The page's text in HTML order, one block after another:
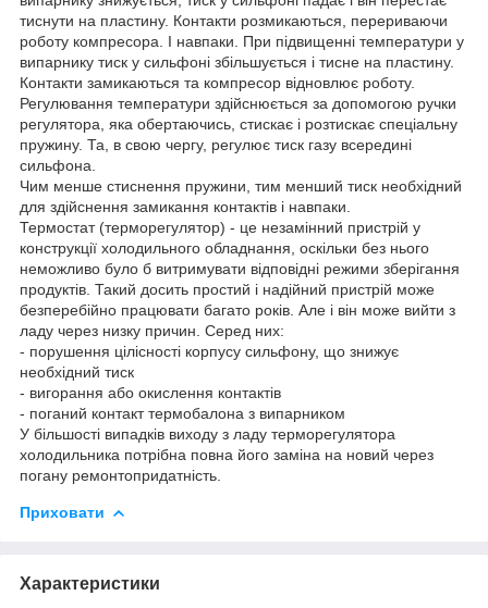
тиснути на пластину. Контакти розмикаються, перериваючи
роботу компресора. І навпаки. При підвищенні температури у
випарнику тиск у сильфоні збільшується і тисне на пластину.
Контакти замикаються та компресор відновлює роботу.
Регулювання температури здійснюється за допомогою ручки
регулятора, яка обертаючись, стискає і розтискає спеціальну
пружину. Та, в свою чергу, регулює тиск газу всередині
сильфона.
Чим менше стиснення пружини, тим менший тиск необхідний
для здійснення замикання контактів і навпаки.
Термостат (терморегулятор) - це незамінний пристрій у
конструкції холодильного обладнання, оскільки без нього
неможливо було б витримувати відповідні режими зберігання
продуктів. Такий досить простий і надійний пристрій може
безперебійно працювати багато років. Але і він може вийти з
ладу через низку причин. Серед них:
- порушення цілісності корпусу сильфону, що знижує
необхідний тиск
- вигорання або окислення контактів
- поганий контакт термобалона з випарником
У більшості випадків виходу з ладу терморегулятора
холодильника потрібна повна його заміна на новий через
погану ремонтопридатність.
Приховати
Характеристики